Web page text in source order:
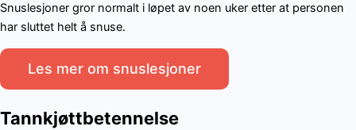
Snuslesjoner gror normalt i løpet av noen uker etter at personen
har sluttet helt å snuse.
Les mer om snuslesjoner
Tannkjøttbetennelse